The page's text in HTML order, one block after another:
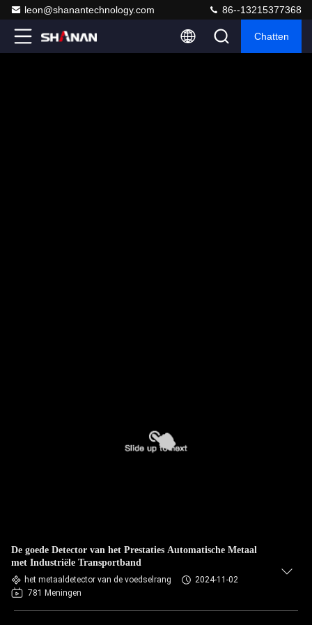
leon@shanantechnology.com 86--13215377368
Chatten
De goede Detector van het Prestaties Automatische Metaal
met Industriële Transportband
het metaaldetector van de voedselrang
2024-11-02
781 Meningen